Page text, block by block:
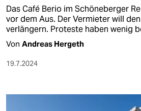
Das Café Berio im Schöneberger
vor dem Aus. Der Vermieter will
verlängern. Proteste haben wenig
Von Andreas Hergeth
19.7.2024